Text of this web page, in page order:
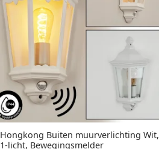
Hongkong Buiten muurverlichting Wit,
1-licht, Bewegingsmelder